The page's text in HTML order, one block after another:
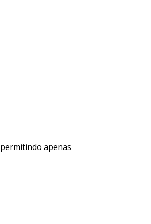
permitindo apenas